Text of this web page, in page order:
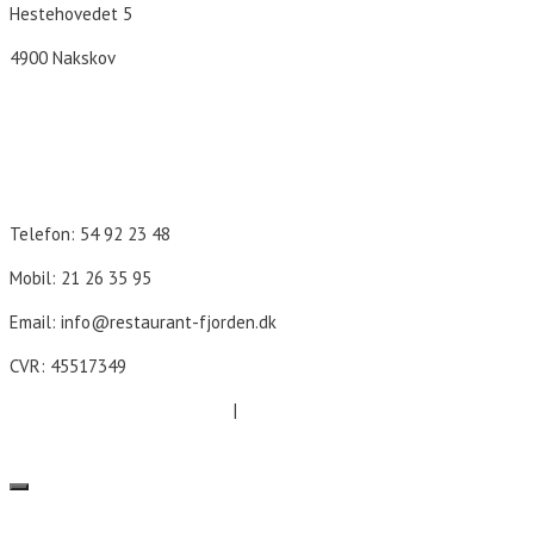
Hestehovedet 5
4900 Nakskov
Telefon: 54 92 23 48
Mobil: 21 26 35 95
Email: info@restaurant-fjorden.dk
CVR: 45517349
|
LUK